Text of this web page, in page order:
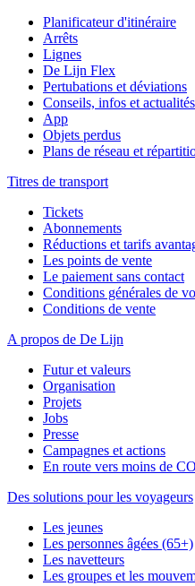
Planificateur d'itinéraire
Arrêts
Lignes
De Lijn Flex
Pertubations et déviations
Conseils, infos et actualités
App
Objets perdus
Plans de réseau et
Titres de transport
Tickets
Abonnements
Réductions et tarifs
Les points de vente
Le paiement sans contact
Conditions générales de
Conditions de vente
A propos de De Lijn
Futur et valeurs
Organisation
Projets
Jobs
Presse
Campagnes et actions
En route vers moins de
Des solutions pour les voyageurs
Les jeunes
Les personnes âgées (65+)
Les navetteurs
Les groupes et les